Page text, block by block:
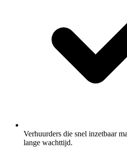
Verhuurders die snel inzetbaar
lange wachttijd.